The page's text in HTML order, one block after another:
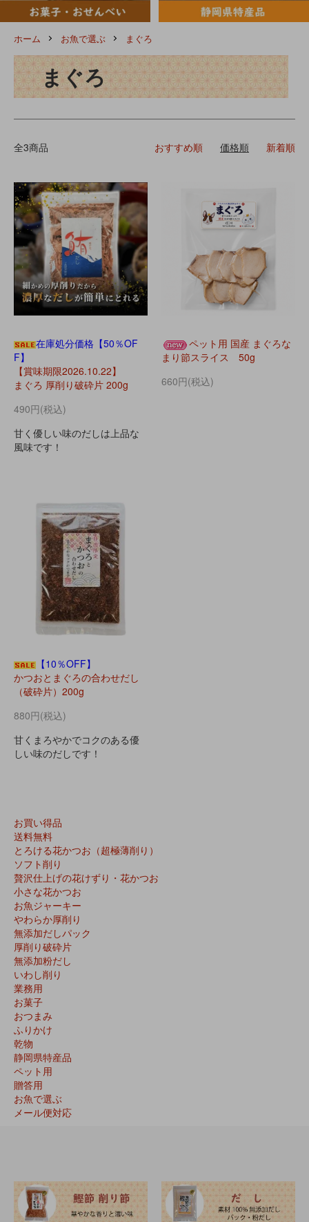
ホーム お魚で選ぶ まぐろ
まぐろ
全3商品 おすすめ順 価格順 新着順
在庫処分価格【50％OF
F】
【賞味期限2026.10.22】
まぐろ 厚削り破砕片 200g
490円(税込)
甘く優しい味のだしは上品な
風味です！
ペット用 国産 まぐろな
まり節スライス 50g
660円(税込)
【10％OFF】
かつおとまぐろの合わせだし
（破砕片）200g
880円(税込)
甘くまろやかでコクのある優
しい味のだしです！
お買い得品
送料無料
とろける花かつお（超極薄削り）
ソフト削り
贅沢仕上げの花けずり・花かつお
小さな花かつお
お魚ジャーキー
やわらか厚削り
無添加だしパック
厚削り破砕片
無添加粉だし
いわし削り
業務用
お菓子
おつまみ
ふりかけ
乾物
静岡県特産品
ペット用
贈答用
お魚で選ぶ
メール便対応